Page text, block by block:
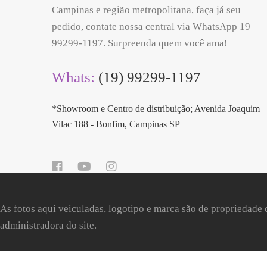
Campinas e região metropolitana, faça já seu
pedido, contate nossa central via WhatsApp 19
99299-1197. Surpreenda quem você ama!
Whats: (19) 99299-1197
*Showroom e Centro de distribuição; Avenida Joaquim
Vilac 188 - Bonfim, Campinas SP
As fotos aqui veiculadas, logotipo e marca são de propriedade
administradora do site.